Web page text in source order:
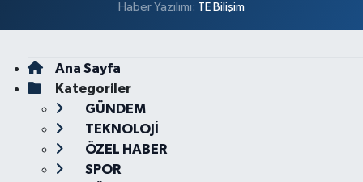
Haber Yazılımı: TE Bilişim
Ana Sayfa
Kategoriler
GÜNDEM
TEKNOLOJİ
ÖZEL HABER
SPOR